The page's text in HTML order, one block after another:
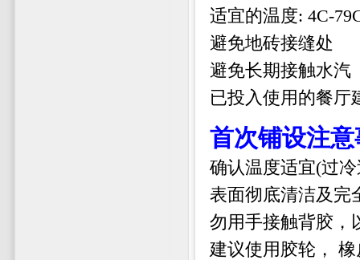
适宜的温度: 4C-
避免地砖接缝处
避免长期接触水汽
已投入使用的餐厅
首次铺设注
确认温度适宜(过
表面彻底清洁及完
勿用手接触背胶，
建议使用胶轮，